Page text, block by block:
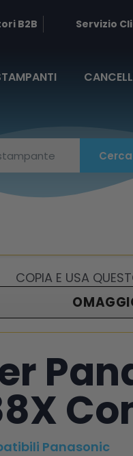
B2B Servizio
Cerca
COPIA E USA
Panasonic